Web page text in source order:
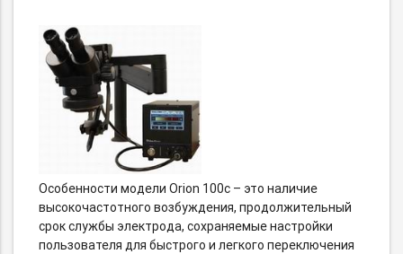
Особенности модели Orion 100с – это наличие
высокочастотного возбуждения, продолжительный
срок службы электрода, сохраняемые настройки
пользователя для быстрого и легкого переключения